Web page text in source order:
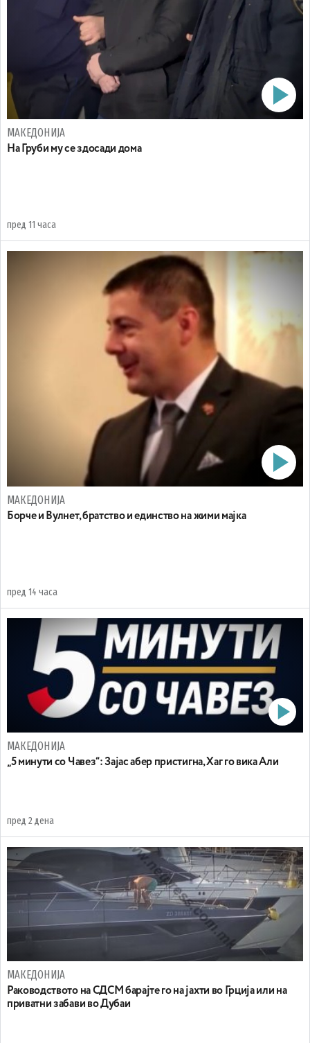
МАКЕДОНИЈА
На Груби му се здосади дома
пред 11 часа
МАКЕДОНИЈА
Борче и Вулнет, братство и единство на жими мајка
пред 14 часа
МАКЕДОНИЈА
„5 минути со Чавез“: Зајас абер пристигна, Хаг го вика Али
пред 2 дена
МАКЕДОНИЈА
Раководството на СДСМ барајте го на јахти во Грција или на
приватни забави во Дубаи